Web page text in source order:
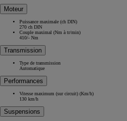
Moteur
Puissance maximale (ch DIN)
270 ch DIN
Couple maximal (Nm à tr/min)
410/- Nm
Transmission
Type de transmission
Automatique
Performances
Vitesse maximum (sur circuit) (Km/h)
130 km/h
Suspensions